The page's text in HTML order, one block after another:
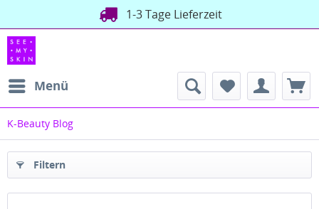
1-3 Tage Lieferzeit
Menü
K-Beauty Blog
Filtern